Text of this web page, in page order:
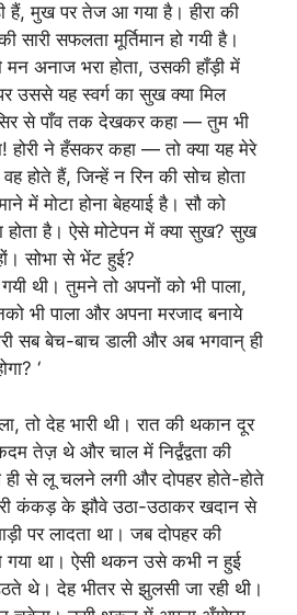
हैं, मुख पर तेज आ गया है। हीरा की
सफलता मूर्तिमान हो गयी है।
अनाज भरा होता, उसकी हाँड़ी में
उससे यह स्वर्ग का सुख क्या मिल
से पाँव तक देखकर कहा — तुम भी
होरी ने हँसकर कहा — तो क्या यह मेरे
होते हैं, जिन्हें न रिन की सोच होता
में मोटा होना बेहयाई है। सौ को
होता है। ऐसे मोटेपन में क्या सुख? सुख
सोभा से भेंट हुई?
थी। तुमने तो अपनों को भी पाला,
भी पाला और अपना मरजाद बनाये
सब बेच-बाच डाली और अब भगवान् ही
‘
तो देह भारी थी। रात की थकान दूर
तेज़ थे और चाल में निर्द्वंद्वता की
से लू चलने लगी और दोपहर होते-होते
कंकड़ के झौवे उठा-उठाकर खदान से
पर लादता था। जब दोपहर की
गया था। ऐसी थकन उसे कभी न हुई
थे। देह भीतर से झुलसी जा रही थी।